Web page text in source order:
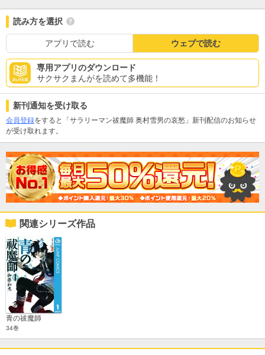
読み方を選択
アプリで読む ウェブで読む
専用アプリのダウンロード
サクサクまんがを読めて多機能！
新刊通知を受け取る
会員登録をすると「サラリーマン祓魔師 奥村雪男の哀愁」新刊配信のお知らせ
が受け取れます。
関連シリーズ作品
青の祓魔師
34巻